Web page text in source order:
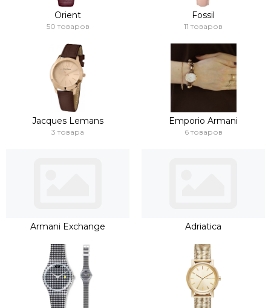
Orient
50 товаров
Fossil
11 товаров
Jacques Lemans
3 товара
Emporio Armani
6 товаров
Armani Exchange Adriatica